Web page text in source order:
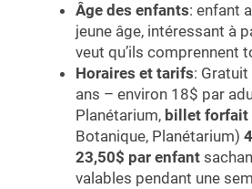
Âge des enfants: enfant
jeune âge, intéressant à
veut qu’ils comprennent
Horaires et tarifs:
ans – environ 18$ par
Planétarium, billet forfait
Botanique, Planétarium)
23,50$ par enfant
valables pendant une